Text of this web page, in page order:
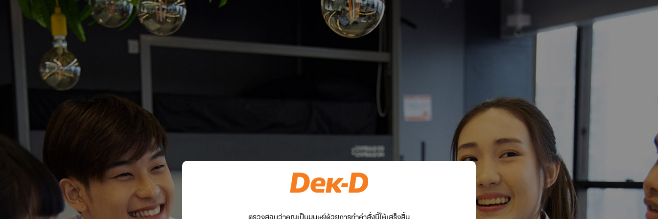
ตรวจสอบว่าคุณเป็นมนุษย์ด้วยการทำคำสั่งนี้ให้เสร็จสิ้น